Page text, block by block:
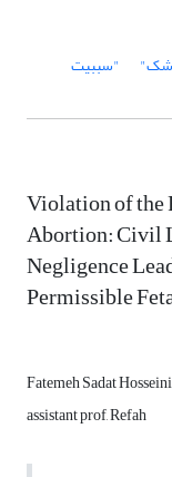
"سببیت
Violation of
Abortion: Civil
Negligence
Permissible
Fatemeh Sadat Hosseini
assistant prof, Refah